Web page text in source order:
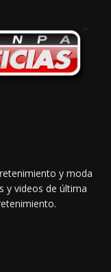
y moda
y videos de última